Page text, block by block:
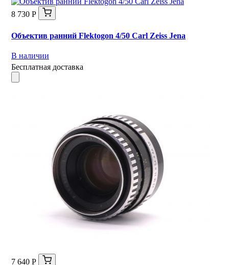
8 730 Р
Объектив ранний Flektogon 4/50 Carl Zeiss Jena
В наличии
Бесплатная доставка
7 640 Р